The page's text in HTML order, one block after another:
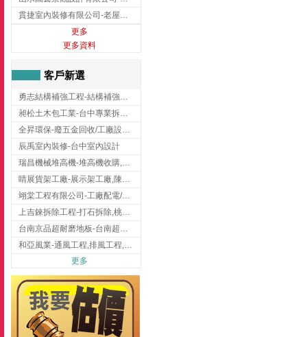
貫捷室內裝修有限公司-老屋翻新工程,台中老屋翻新工程,台中舊屋翻新
更多
更多資料
客戶新選
勇志結構補強工程-結構補強工程 ,桃園結構補強工程,龍潭結構補強工程
昶松土木包工業-台中專業拆除工程/挖土機出租
全昇環保-廢五金回收/工廠設備收購/機械設備回收/高價收購廠房設備
辰禹室內裝修-台中室內設計
瑞昌機械堆高機-堆高機收購,新北市堆高機,桃園堆高機
睛展貨架工廠-展示架工廠,陳列架,台中展示架工廠
翊棠工程有限公司-工廠配電/高雄消防機電公司
上吉錸拆除工程-打石拆除,桃園打石拆除,桃園拆除工程
台南京品超耐磨地板-台南超耐磨地板
和亞風業-通風工程,排風工程,彰化通風工程,彰化排風工程
更多